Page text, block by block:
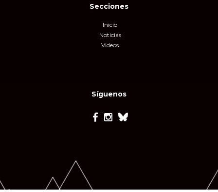
Síguenos
Secciones
Inicio
Noticias
Videos